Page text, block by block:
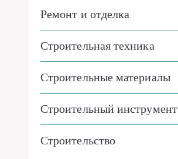
Ремонт и отделка
Строительная техника
Строительные материалы
Строительный инструмент
Строительство